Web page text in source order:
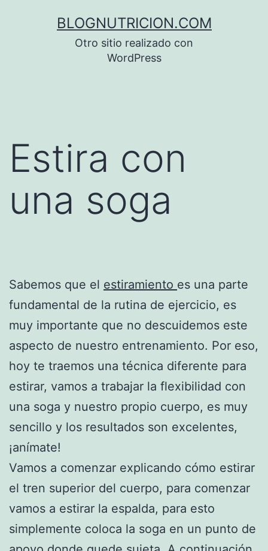
BLOGNUTRICION.COM
Otro sitio realizado con
WordPress
Estira con
una soga
Sabemos que el estiramiento es una parte
fundamental de la rutina de ejercicio, es
muy importante que no descuidemos este
aspecto de nuestro entrenamiento. Por eso,
hoy te traemos una técnica diferente para
estirar, vamos a trabajar la flexibilidad con
una soga y nuestro propio cuerpo, es muy
sencillo y los resultados son excelentes,
¡anímate!
Vamos a comenzar explicando cómo estirar
el tren superior del cuerpo, para comenzar
vamos a estirar la espalda, para esto
simplemente coloca la soga en un punto de